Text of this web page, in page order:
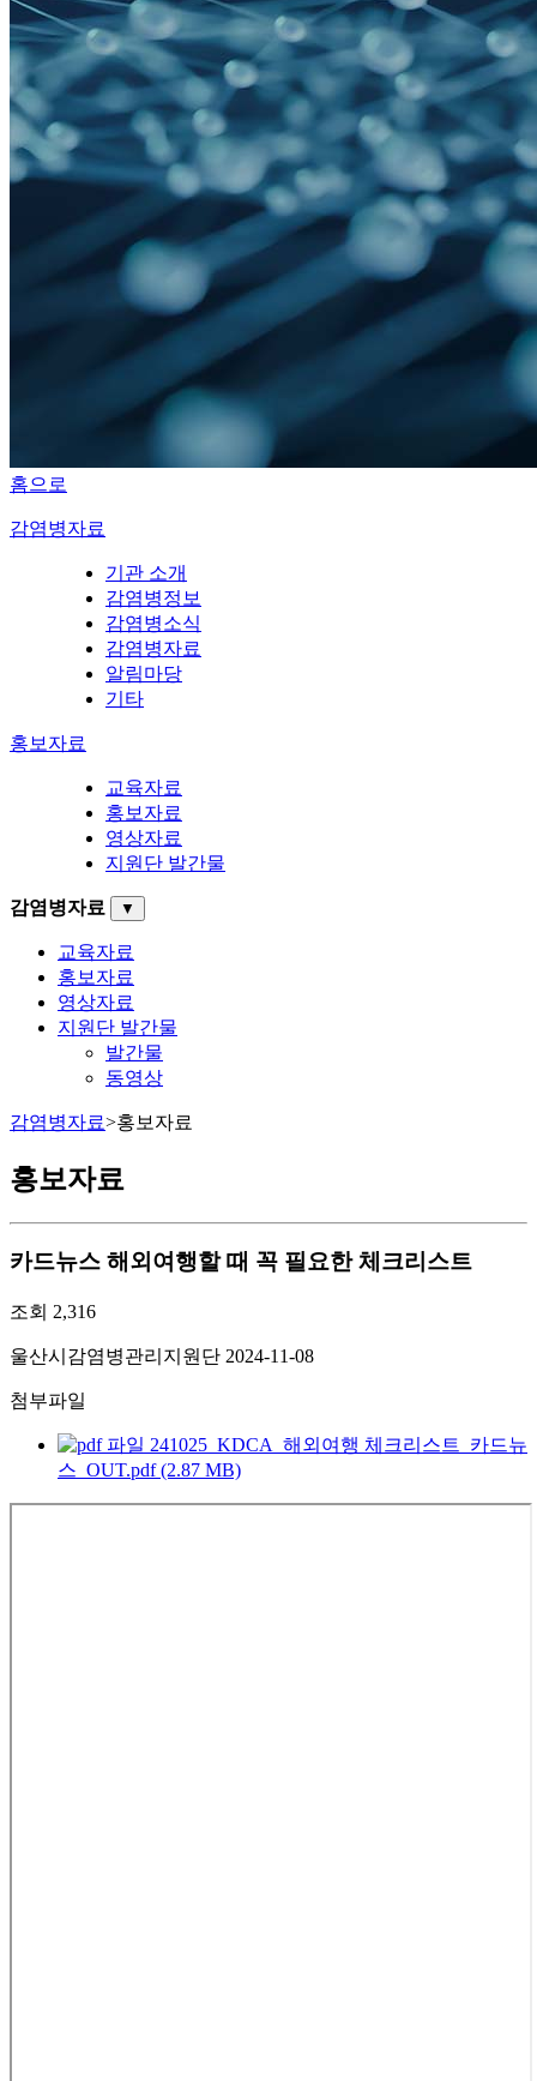
홈으로
감염병자료
기관 소개
감염병정보
감염병소식
감염병자료
알림마당
기타
홍보자료
교육자료
홍보자료
영상자료
지원단 발간물
감염병자료 ▼
교육자료
홍보자료
영상자료
지원단 발간물
발간물
동영상
감염병자료>홍보자료
홍보자료
카드뉴스 해외여행할 때 꼭 필요한 체크리스트
조회 2,316
울산시감염병관리지원단 2024-11-08
첨부파일
241025_KDCA_해외여행 체크리스트_카드뉴
스_OUT.pdf (2.87 MB)